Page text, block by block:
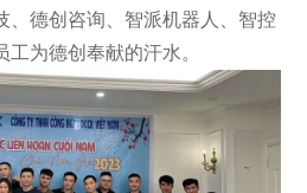
、德创咨询、智派机器人、智控
为德创奉献的汗水。